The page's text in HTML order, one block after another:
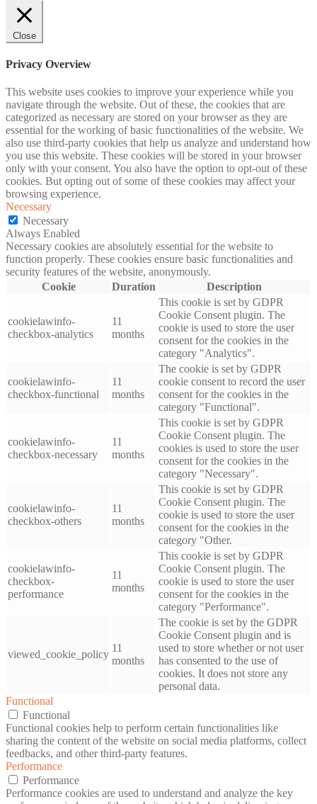
Close
Privacy Overview
This website uses cookies to improve your experience while you
navigate through the website. Out of these, the cookies that are
categorized as necessary are stored on your browser as they are
essential for the working of basic functionalities of the website. We
also use third-party cookies that help us analyze and understand how
you use this website. These cookies will be stored in your browser
only with your consent. You also have the option to opt-out of these
cookies. But opting out of some of these cookies may affect your
browsing experience.
Necessary
Necessary
Always Enabled
Necessary cookies are absolutely essential for the website to
function properly. These cookies ensure basic functionalities and
security features of the website, anonymously.
Cookie
Duration Description
cookielawinfo-
checkbox-analytics
11
months
This cookie is set by GDPR
Cookie Consent plugin. The
cookie is used to store the user
consent for the cookies in the
category "Analytics".
cookielawinfo-
checkbox-functional
11
months
The cookie is set by GDPR
cookie consent to record the user
consent for the cookies in the
category "Functional".
cookielawinfo-
checkbox-necessary
11
months
This cookie is set by GDPR
Cookie Consent plugin. The
cookies is used to store the user
consent for the cookies in the
category "Necessary".
cookielawinfo-
checkbox-others
11
months
This cookie is set by GDPR
Cookie Consent plugin. The
cookie is used to store the user
consent for the cookies in the
category "Other.
cookielawinfo-
checkbox-
performance
11
months
This cookie is set by GDPR
Cookie Consent plugin. The
cookie is used to store the user
consent for the cookies in the
category "Performance".
viewed_cookie_policy
11
months
The cookie is set by the GDPR
Cookie Consent plugin and is
used to store whether or not user
has consented to the use of
cookies. It does not store any
personal data.
Functional
Functional
Functional cookies help to perform certain functionalities like
sharing the content of the website on social media platforms, collect
feedbacks, and other third-party features.
Performance
Performance
Performance cookies are used to understand and analyze the key